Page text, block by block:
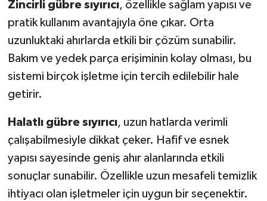
Zincirli gübre sıyırıcı, özellikle sağlam yapısı ve
pratik kullanım avantajıyla öne çıkar. Orta
uzunluktaki ahırlarda etkili bir çözüm sunabilir.
Bakım ve yedek parça erişiminin kolay olması, bu
sistemi birçok işletme için tercih edilebilir hale
getirir.
Halatlı gübre sıyırıcı, uzun hatlarda verimli
çalışabilmesiyle dikkat çeker. Hafif ve esnek
yapısı sayesinde geniş ahır alanlarında etkili
sonuçlar sunabilir. Özellikle uzun mesafeli temizlik
ihtiyacı olan işletmeler için uygun bir seçenektir.